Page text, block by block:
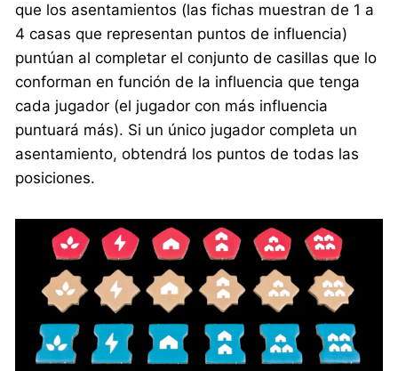
que los asentamientos (las fichas muestran de 1 a
4 casas que representan puntos de influencia)
puntúan al completar el conjunto de casillas que lo
conforman en función de la influencia que tenga
cada jugador (el jugador con más influencia
puntuará más). Si un único jugador completa un
asentamiento, obtendrá los puntos de todas las
posiciones.